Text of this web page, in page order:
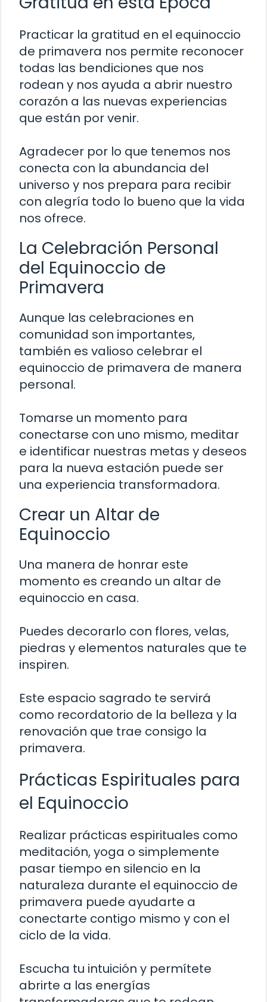
Practicar la gratitud en el equinoccio
de primavera nos permite reconocer
todas las bendiciones que nos
rodean y nos ayuda a abrir nuestro
corazón a las nuevas experiencias
que están por venir.
Agradecer por lo que tenemos nos
conecta con la abundancia del
universo y nos prepara para recibir
con alegría todo lo bueno que la vida
nos ofrece.
La Celebración Personal
del Equinoccio de
Primavera
Aunque las celebraciones en
comunidad son importantes,
también es valioso celebrar el
equinoccio de primavera de manera
personal.
Tomarse un momento para
conectarse con uno mismo, meditar
e identificar nuestras metas y deseos
para la nueva estación puede ser
una experiencia transformadora.
Crear un Altar de
Equinoccio
Una manera de honrar este
momento es creando un altar de
equinoccio en casa.
Puedes decorarlo con flores, velas,
piedras y elementos naturales que te
inspiren.
Este espacio sagrado te servirá
como recordatorio de la belleza y la
renovación que trae consigo la
primavera.
Prácticas Espirituales para
el Equinoccio
Realizar prácticas espirituales como
meditación, yoga o simplemente
pasar tiempo en silencio en la
naturaleza durante el equinoccio de
primavera puede ayudarte a
conectarte contigo mismo y con el
ciclo de la vida.
Escucha tu intuición y permítete
abrirte a las energías